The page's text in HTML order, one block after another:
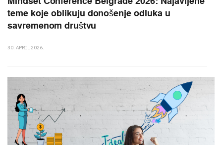
teme koje oblikuju donošenje odluka u
savremenom društvu
30. APRIL 2026.